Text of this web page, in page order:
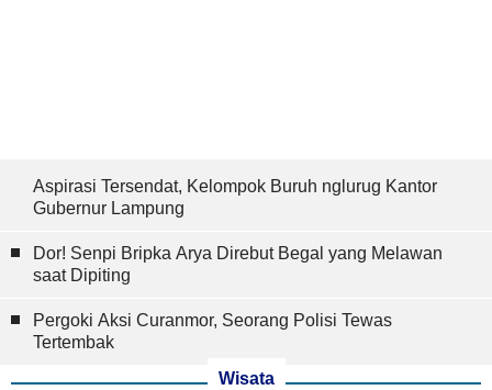
Aspirasi Tersendat, Kelompok Buruh nglurug Kantor
Gubernur Lampung
Dor! Senpi Bripka Arya Direbut Begal yang Melawan
saat Dipiting
Pergoki Aksi Curanmor, Seorang Polisi Tewas
Tertembak
Wisata